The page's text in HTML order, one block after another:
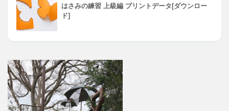
はさみの練習 上級編 プリントデータ[ダウンロー
ド]